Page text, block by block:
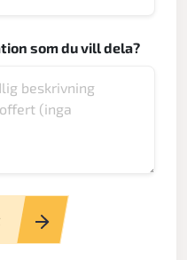
som du vill dela?